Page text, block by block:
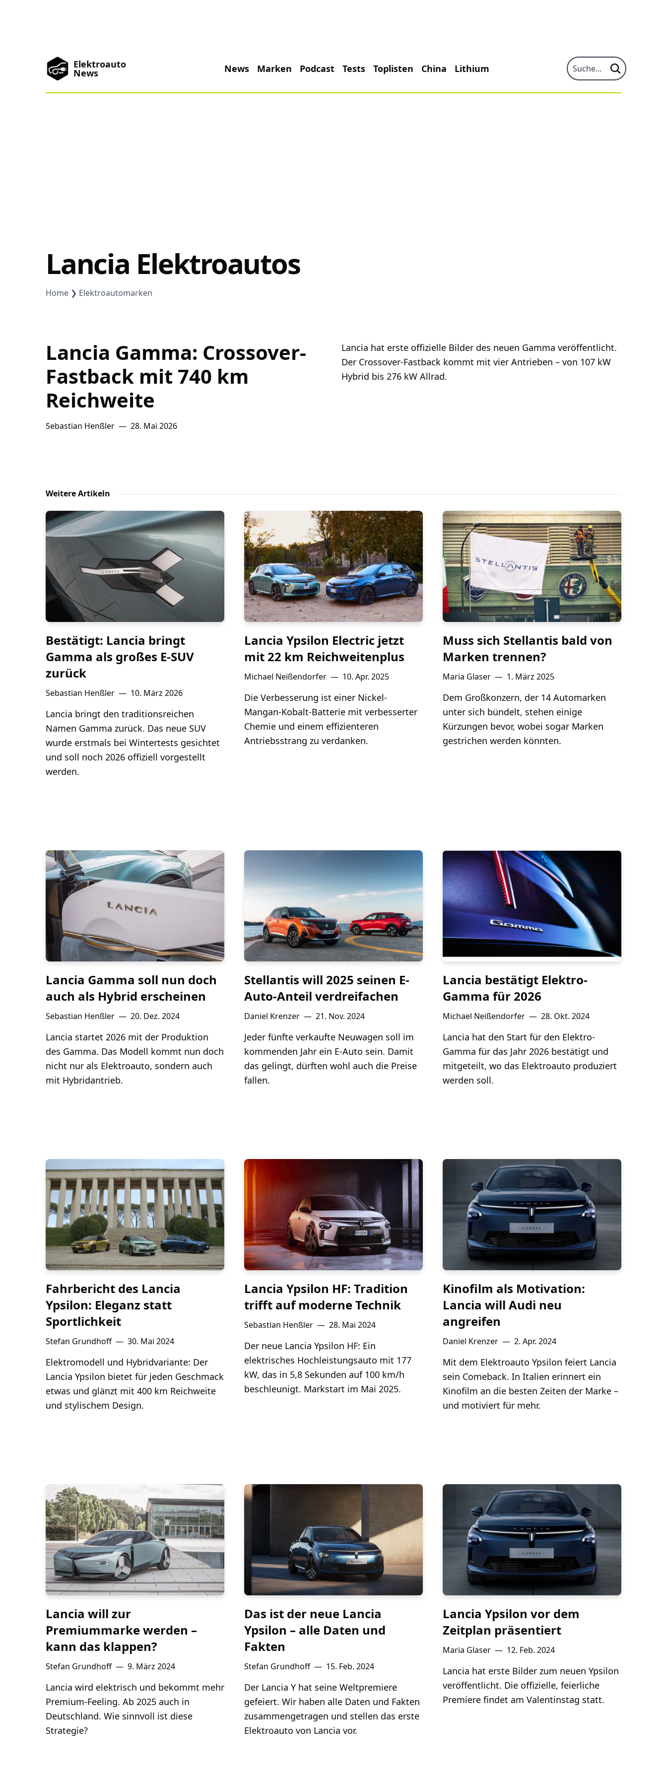
Elektroauto
News News Marken Podcast Tests Toplisten China Lithium
Lancia Elektroautos
Home Elektroautomarken
Lancia Gamma: Crossover-
Fastback mit 740 km
Reichweite
Sebastian Henßler — 28. Mai 2026
Lancia hat erste offizielle Bilder des neuen Gamma veröffentlicht.
Der Crossover-Fastback kommt mit vier Antrieben – von 107 kW
Hybrid bis 276 kW Allrad.
Weitere Artikeln
Bestätigt: Lancia bringt
Gamma als großes E-SUV
zurück
Sebastian Henßler — 10. März 2026
Lancia bringt den traditionsreichen
Namen Gamma zurück. Das neue SUV
wurde erstmals bei Wintertests gesichtet
und soll noch 2026 offiziell vorgestellt
werden.
Lancia Ypsilon Electric jetzt
mit 22 km Reichweitenplus
Michael Neißendorfer — 10. Apr. 2025
Die Verbesserung ist einer Nickel-
Mangan-Kobalt-Batterie mit verbesserter
Chemie und einem effizienteren
Antriebsstrang zu verdanken.
Muss sich Stellantis bald von
Marken trennen?
Maria Glaser — 1. März 2025
Dem Großkonzern, der 14 Automarken
unter sich bündelt, stehen einige
Kürzungen bevor, wobei sogar Marken
gestrichen werden könnten.
Lancia Gamma soll nun doch
auch als Hybrid erscheinen
Sebastian Henßler — 20. Dez. 2024
Lancia startet 2026 mit der Produktion
des Gamma. Das Modell kommt nun doch
nicht nur als Elektroauto, sondern auch
mit Hybridantrieb.
Stellantis will 2025 seinen E-
Auto-Anteil verdreifachen
Daniel Krenzer — 21. Nov. 2024
Jeder fünfte verkaufte Neuwagen soll im
kommenden Jahr ein E-Auto sein. Damit
das gelingt, dürften wohl auch die Preise
fallen.
Lancia bestätigt Elektro-
Gamma für 2026
Michael Neißendorfer — 28. Okt. 2024
Lancia hat den Start für den Elektro-
Gamma für das Jahr 2026 bestätigt und
mitgeteilt, wo das Elektroauto produziert
werden soll.
Fahrbericht des Lancia
Ypsilon: Eleganz statt
Sportlichkeit
Stefan Grundhoff— 30. Mai 2024
Elektromodell und Hybridvariante: Der
Lancia Ypsilon bietet für jeden Geschmack
etwas und glänzt mit 400 km Reichweite
und stylischem Design.
Lancia Ypsilon HF: Tradition
trifft auf moderne Technik
Sebastian Henßler — 28. Mai 2024
Der neue Lancia Ypsilon HF: Ein
elektrisches Hochleistungsauto mit 177
kW, das in 5,8 Sekunden auf 100 km/h
beschleunigt. Markstart im Mai 2025.
Kinofilm als Motivation:
Lancia will Audi neu
angreifen
Daniel Krenzer — 2. Apr. 2024
Mit dem Elektroauto Ypsilon feiert Lancia
sein Comeback. In Italien erinnert ein
Kinofilm an die besten Zeiten der Marke –
und motiviert für mehr.
Lancia will zur
Premiummarke werden –
kann das klappen?
Stefan Grundhoff— 9. März 2024
Lancia wird elektrisch und bekommt mehr
Premium-Feeling. Ab 2025 auch in
Deutschland. Wie sinnvoll ist diese
Strategie?
Das ist der neue Lancia
Ypsilon – alle Daten und
Fakten
Stefan Grundhoff— 15. Feb. 2024
Der Lancia Y hat seine Weltpremiere
gefeiert. Wir haben alle Daten und Fakten
zusammengetragen und stellen das erste
Elektroauto von Lancia vor.
Lancia Ypsilon vor dem
Zeitplan präsentiert
Maria Glaser — 12. Feb. 2024
Lancia hat erste Bilder zum neuen Ypsilon
veröffentlicht. Die offizielle, feierliche
Premiere findet am Valentinstag statt.